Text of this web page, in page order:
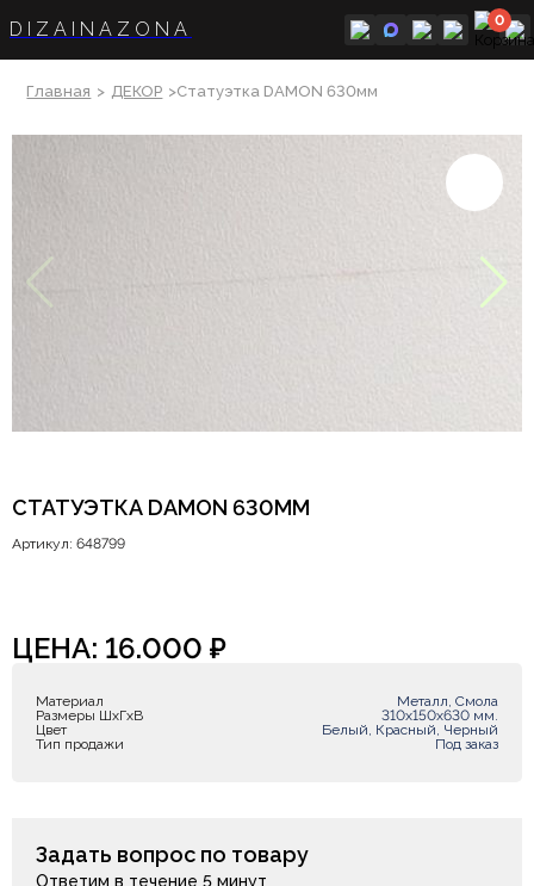
DIZAINAZONA 0
Главная > ДЕКОР >Статуэтка DAMON 630мм
СТАТУЭТКА DAMON 630ММ
Артикул: 648799
ЦЕНА: 16.000 ₽
Материал
Металл, Смола
Размеры ШxГxВ
310х150х630 мм.
Цвет
Белый, Красный, Черный
Тип продажи
Под заказ
Задать вопрос по товару
Ответим в течение 5 минут